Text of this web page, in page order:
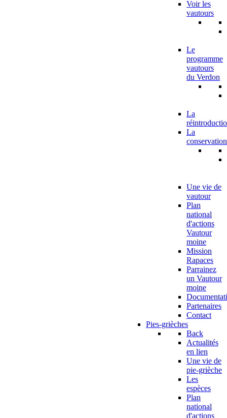
Voir les
vautours
Le
programme
vautours
du Verdon
La
La
conservation
Une vie de
vautour
Plan
national
d'actions
Vautour
moine
Mission
Rapaces
Parrainez
un Vautour
moine
Partenaires
Contact
Pies-grièches
Back
Actualités
en lien
Une vie de
pie-grièche
Les
espèces
Plan
national
d'actions